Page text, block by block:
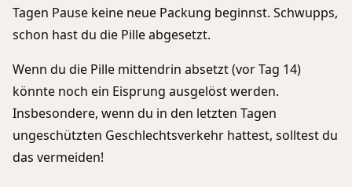
Tagen Pause keine neue Packung beginnst. Schwupps,
schon hast du die Pille abgesetzt.
Wenn du die Pille mittendrin absetzt (vor Tag 14)
könnte noch ein Eisprung ausgelöst werden.
Insbesondere, wenn du in den letzten Tagen
ungeschützten Geschlechtsverkehr hattest, solltest du
das vermeiden!